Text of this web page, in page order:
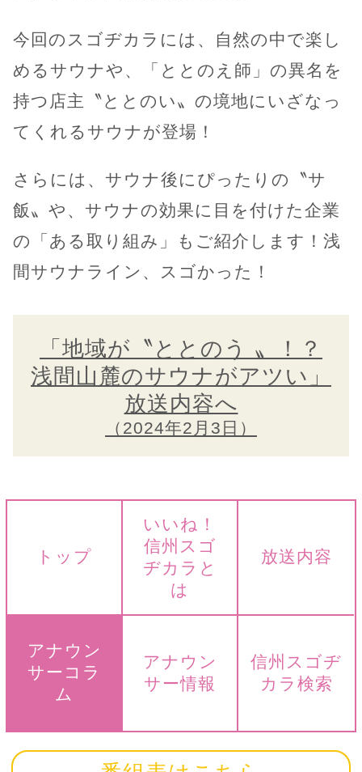
今回のスゴヂカラには、自然の中で楽し
めるサウナや、「ととのえ師」の異名を
持つ店主〝ととのい〟の境地にいざなっ
てくれるサウナが登場！
さらには、サウナ後にぴったりの〝サ
飯〟や、サウナの効果に目を付けた企業
の「ある取り組み」もご紹介します！浅
間サウナライン、スゴかった！
「地域が〝ととのう 〟！？
浅間山麓のサウナがアツい」
放送内容へ
（2024年2月3日）
トップ
いいね！
信州スゴ
ヂカラと
は
放送内容
アナウン
サーコラ
ム
アナウン
サー情報
信州スゴヂ
カラ検索